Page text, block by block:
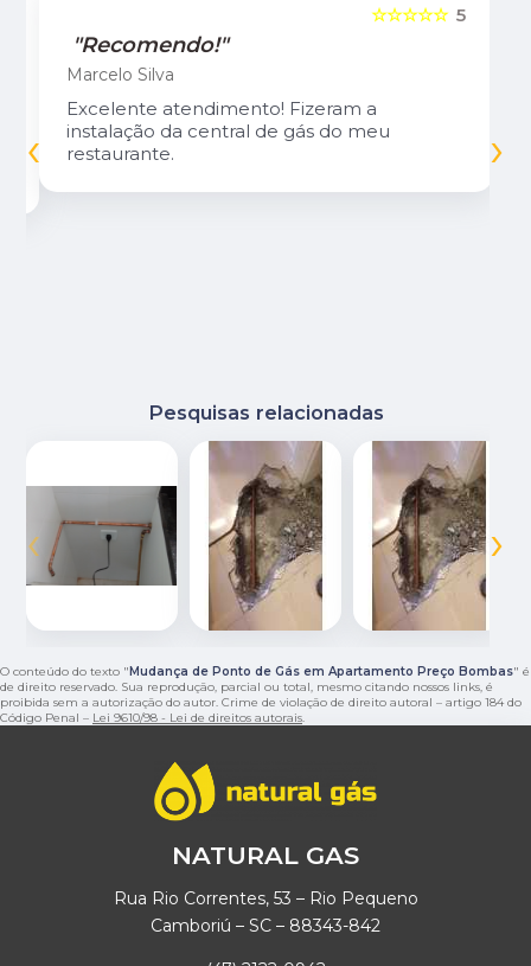
5
☆☆☆☆☆
"Recomendo!"
Marcelo Silva
Excelente atendimento! Fizeram a
instalação da central de gás do meu
restaurante.
‹ ›
Pesquisas relacionadas
‹ ›
O conteúdo do texto "Mudança de Ponto de Gás em Apartamento Preço Bombas" é
de direito reservado. Sua reprodução, parcial ou total, mesmo citando nossos links, é
proibida sem a autorização do autor. Crime de violação de direito autoral – artigo 184 do
Código Penal – Lei 9610/98 - Lei de direitos autorais.
NATURAL GAS
Rua Rio Correntes, 53 – Rio Pequeno
Camboriú – SC – 88343-842